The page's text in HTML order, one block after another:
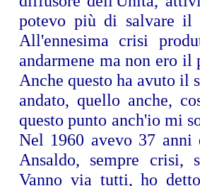
potevo più di salvare il
All'ennesima crisi
andarmene ma non ero
Anche questo ha avuto il
andato, quello anche,
questo punto anch'io mi
Nel 1960 avevo 37 anni
Ansaldo, sempre crisi,
Vanno via tutti, ho